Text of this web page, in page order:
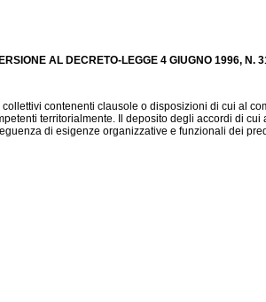
AL DECRETO-LEGGE 4 GIUGNO 1996, N.
contenenti clausole o disposizioni di cui al
territorialmente. Il deposito degli accordi di
di esigenze organizzative e funzionali dei